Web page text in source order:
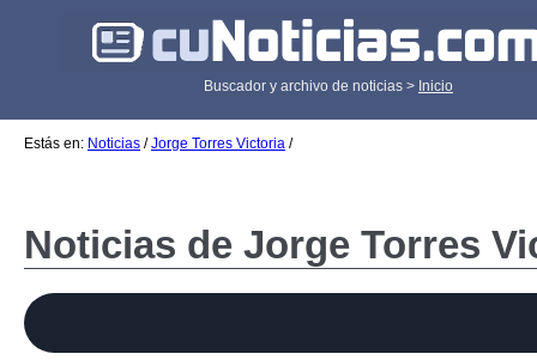
Buscador y archivo de noticias > Inicio
Estás en: Noticias /Jorge Torres Victoria /
Noticias de Jorge Torres